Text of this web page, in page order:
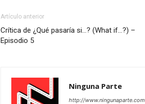
Artículo anterior
Crítica de ¿Qué pasaría si…? (What if…?) –
Episodio 5
Ninguna Parte
http://www.ningunaparte.com